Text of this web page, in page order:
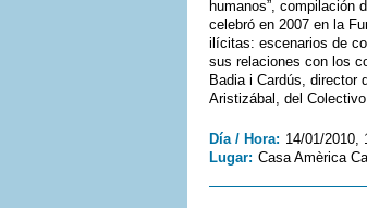
humanos”, compilación
celebró en 2007 en la
ilícitas: escenarios de
sus relaciones con los
Badia i Cardús, director
Aristizábal, del
Día / Hora: 14/01/2010,
Lugar: Casa Amèrica